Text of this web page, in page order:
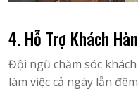
4. Hỗ Trợ Khách
Đội ngũ chăm sóc
làm việc cả ngày lẫn